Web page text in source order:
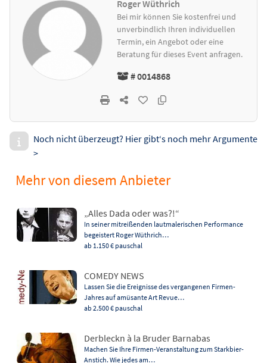
Roger Wüthrich
Bei mir können Sie kostenfrei und
unverbindlich Ihren individuellen
Termin, ein Angebot oder eine
Beratung für dieses Event anfragen.
# 0014868
Noch nicht überzeugt? Hier gibt‘s noch mehr Argumente
>
Mehr von diesem Anbieter
„Alles Dada oder was?!“
In seiner mitreißenden lautmalerischen Performance
begeistert Roger Wüthrich…
ab 1.150 € pauschal
COMEDY NEWS
Lassen Sie die Ereignisse des vergangenen Firmen-
Jahres auf amüsante Art Revue…
ab 2.500 € pauschal
Derbleckn à la Bruder Barnabas
Machen Sie Ihre Firmen-Veranstaltung zum Starkbier-
Anstich. Wie jedes am…